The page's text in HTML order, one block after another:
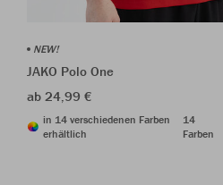
NEW!
JAKO Polo One
ab 24,99 €
in 14 verschiedenen Farben
erhältlich
14
Farben